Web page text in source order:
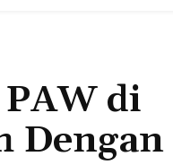
di
Dengan